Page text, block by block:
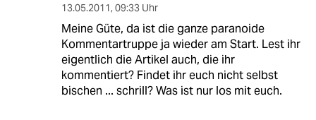
13.05.2011, 09:33 Uhr
Meine Güte, da ist die ganze paranoide
Kommentartruppe ja wieder am Start. Lest ihr
eigentlich die Artikel auch, die ihr
kommentiert? Findet ihr euch nicht selbst
bischen ... schrill? Was ist nur los mit euch.